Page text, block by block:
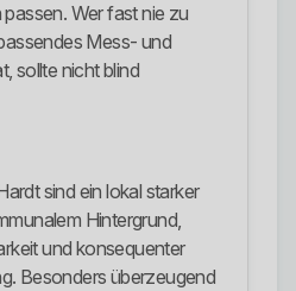
Wer fast nie zu
Mess- und
sollte nicht blind
sind ein lokal starker
Hintergrund,
und konsequenter
Besonders überzeugend